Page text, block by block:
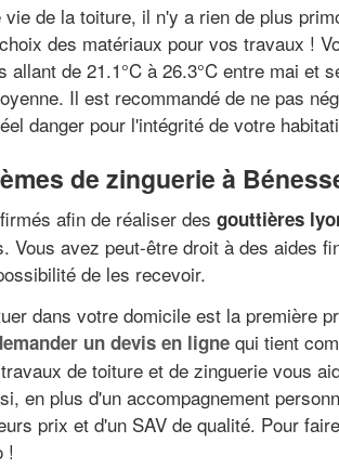
de la toiture, il n'y a rien de plus
des matériaux pour vos travaux !
de 21.1°C à 26.3°C entre mai
Il est recommandé de ne pas
danger pour l'intégrité de votre
de zinguerie à
afin de réaliser des gouttières
Vous avez peut-être droit à des aides
de les recevoir.
dans votre domicile est la première
un devis en ligne qui tient
de toiture et de zinguerie vous
en plus d'un accompagnement
prix et d'un SAV de qualité. Pour
!